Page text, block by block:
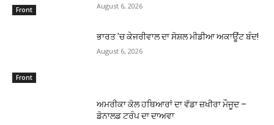
Front August 6, 2026
Front
ਭਾਰਤ ’ਚ ਕੇਜਰੀਵਾਲ ਦਾ ਸੋਸ਼ਲ ਮੀਡੀਆ ਅਕਾਊਂਟ ਬੰਦ!
August 6, 2026
ਅਮਰੀਕਾ ਕੋਲ ਹਥਿਆਰਾਂ ਦਾ ਵੱਡਾ ਜ਼ਖੀਰਾ ਮੌਜੂਦ –
ਡੋਨਾਲਡ ਟਰੰਪ ਦਾ ਦਾਅਵਾ